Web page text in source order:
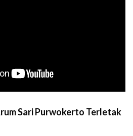
Sari Purwokerto Terletak